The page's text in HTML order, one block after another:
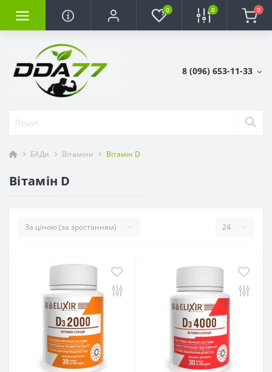
0 0 0
8 (096) 653-11-33
БАДи Вітаміни Вітамін D
Вітамін D